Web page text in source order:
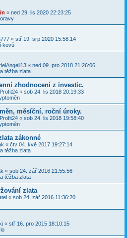
« ned 29. lis 2020 22:23:25
« stř 19. srp 2020 15:58:14
kovů
« ned 09. pro 2018 21:26:06
těžba zlata
zhodnocení z investic.
« sob 24. lis 2018 20:19:33
měsíční, roční úroky.
« sob 24. lis 2018 19:58:40
zákonné
« čtv 04. kvě 2017 19:27:14
těžba zlata
« sob 24. zář 2016 21:55:56
těžba zlata
zlata
« sob 24. zář 2016 11:36:20
« stř 16. pro 2015 18:10:15